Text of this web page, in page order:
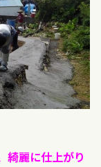
綺麗に仕上がり